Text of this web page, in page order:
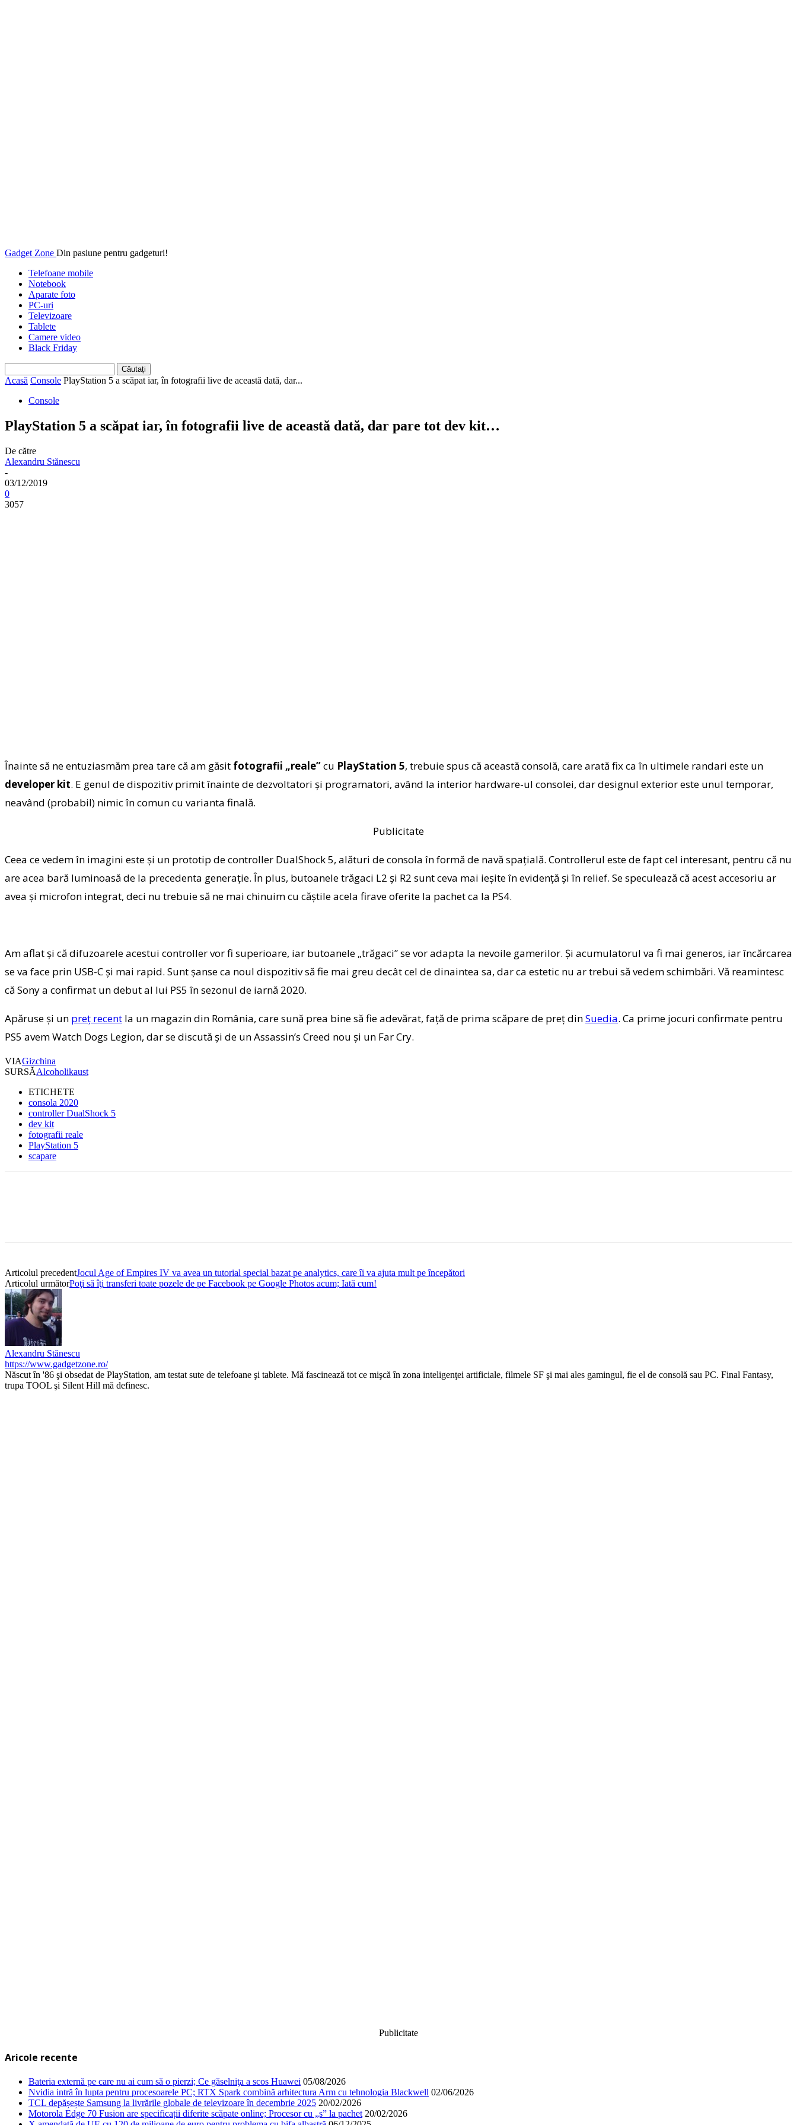
Gadget Zone Din pasiune pentru gadgeturi!
Telefoane mobile
Notebook
Aparate foto
PC-uri
Televizoare
Tablete
Camere video
Black Friday
Acasă Console PlayStation 5 a scăpat iar, în fotografii live de această dată, dar...
Console
PlayStation 5 a scăpat iar, în fotografii live de această dată, dar pare tot dev kit…
De către
Alexandru Stănescu
-
03/12/2019
0
3057
Înainte să ne entuziasmăm prea tare că am găsit fotografii „reale”cu PlayStation 5, trebuie spus că această consolă, care arată fix ca în ultimele randari este un
developer kit. E genul de dispozitiv primit înainte de dezvoltatori şi programatori, având la interior hardware-ul consolei, dar designul exterior este unul temporar,
neavând (probabil) nimic în comun cu varianta finală.
Publicitate
Ceea ce vedem în imagini este şi un prototip de controller DualShock 5, alături de consola în formă de navă spaţială. Controllerul este de fapt cel interesant, pentru că nu
are acea bară luminoasă de la precedenta generaţie. În plus, butoanele trăgaci L2 şi R2 sunt ceva mai ieşite în evidenţă şi în relief. Se speculează că acest accesoriu ar
avea şi microfon integrat, deci nu trebuie să ne mai chinuim cu căştile acela firave oferite la pachet ca la PS4.
Am aflat şi că difuzoarele acestui controller vor fi superioare, iar butoanele „trăgaci” se vor adapta la nevoile gamerilor. Şi acumulatorul va fi mai generos, iar încărcarea
se va face prin USB-C şi mai rapid. Sunt şanse ca noul dispozitiv să fie mai greu decât cel de dinaintea sa, dar ca estetic nu ar trebui să vedem schimbări. Vă reamintesc
că Sony a confirmat un debut al lui PS5 în sezonul de iarnă 2020.
Apăruse şi un preţ recent la un magazin din România, care sună prea bine să fie adevărat, faţă de prima scăpare de preţ dinSuedia. Ca prime jocuri confirmate pentru
PS5 avem Watch Dogs Legion, dar se discută şi de un Assassin’s Creed nou şi un Far Cry.
VIAGizchina
SURSĂAlcoholikaust
ETICHETE
consola 2020
controller DualShock 5
dev kit
fotografii reale
PlayStation 5
scapare
Articolul precedentJocul Age of Empires IV va avea un tutorial special bazat pe analytics, care îi va ajuta mult pe începători
Articolul următorPoţi să îţi transferi toate pozele de pe Facebook pe Google Photos acum; Iată cum!
Alexandru Stănescu
https://www.gadgetzone.ro/
Născut în '86 şi obsedat de PlayStation, am testat sute de telefoane şi tablete. Mă fascinează tot ce mişcă în zona inteligenţei artificiale, filmele SF şi mai ales gamingul, fie el de consolă sau PC. Final Fantasy,
trupa TOOL şi Silent Hill mă definesc.
Publicitate
Aricole recente
Bateria externă pe care nu ai cum să o pierzi; Ce găselniţa a scos Huawei 05/08/2026
Nvidia intră în lupta pentru procesoarele PC; RTX Spark combină arhitectura Arm cu tehnologia Blackwell 02/06/2026
TCL depășește Samsung la livrările globale de televizoare în decembrie 2025 20/02/2026
Motorola Edge 70 Fusion are specificații diferite scăpate online; Procesor cu „s” la pachet 20/02/2026